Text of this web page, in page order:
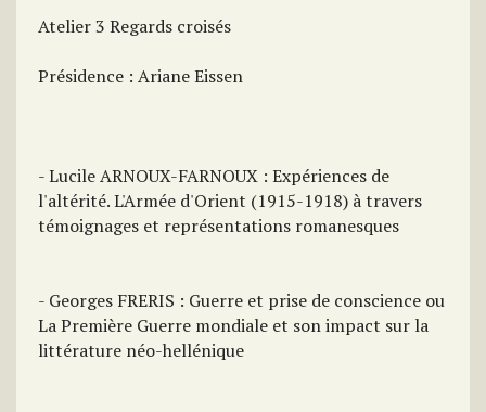
Atelier 3 Regards croisés
Présidence : Ariane Eissen
- Lucile ARNOUX-FARNOUX : Expériences de
l'altérité. L'Armée d'Orient (1915-1918) à travers
témoignages et représentations romanesques
- Georges FRERIS : Guerre et prise de conscience ou
La Première Guerre mondiale et son impact sur la
littérature néo-hellénique